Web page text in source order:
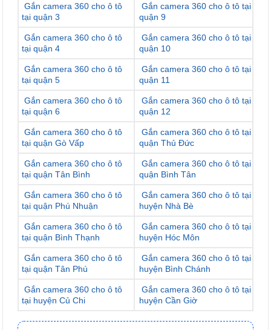
Gắn camera 360 cho ô tô
tại quận 3
Gắn camera 360 cho ô tô tại
quận 9
Gắn camera 360 cho ô tô
tại quận 4
Gắn camera 360 cho ô tô tại
quận 10
Gắn camera 360 cho ô tô
tại quận 5
Gắn camera 360 cho ô tô tại
quận 11
Gắn camera 360 cho ô tô
tại quận 6
Gắn camera 360 cho ô tô tại
quận 12
Gắn camera 360 cho ô tô
tại quận Gò Vấp
Gắn camera 360 cho ô tô tại
quận Thủ Đức
Gắn camera 360 cho ô tô
tại quận Tân Bình
Gắn camera 360 cho ô tô tại
quận Bình Tân
Gắn camera 360 cho ô tô
tại quận Phú Nhuận
Gắn camera 360 cho ô tô tại
huyện Nhà Bè
Gắn camera 360 cho ô tô
tại quận Bình Thạnh
Gắn camera 360 cho ô tô tại
huyện Hóc Môn
Gắn camera 360 cho ô tô
tại quận Tân Phú
Gắn camera 360 cho ô tô tại
huyện Bình Chánh
Gắn camera 360 cho ô tô
tại huyện Củ Chi
Gắn camera 360 cho ô tô tại
huyện Cần Giờ